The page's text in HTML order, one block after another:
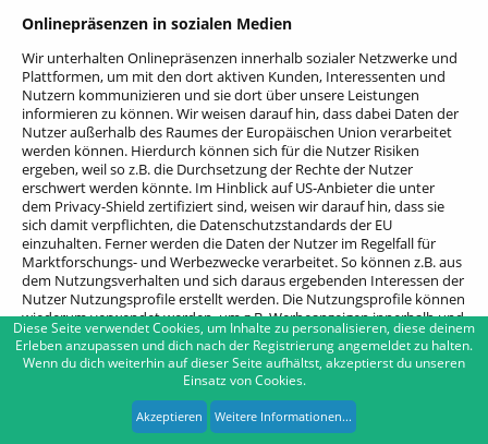
Onlinepräsenzen in sozialen Medien
Wir unterhalten Onlinepräsenzen innerhalb sozialer Netzwerke und
Plattformen, um mit den dort aktiven Kunden, Interessenten und
Nutzern kommunizieren und sie dort über unsere Leistungen
informieren zu können. Wir weisen darauf hin, dass dabei Daten der
Nutzer außerhalb des Raumes der Europäischen Union verarbeitet
werden können. Hierdurch können sich für die Nutzer Risiken
ergeben, weil so z.B. die Durchsetzung der Rechte der Nutzer
erschwert werden könnte. Im Hinblick auf US-Anbieter die unter
dem Privacy-Shield zertifiziert sind, weisen wir darauf hin, dass sie
sich damit verpflichten, die Datenschutzstandards der EU
einzuhalten. Ferner werden die Daten der Nutzer im Regelfall für
Marktforschungs- und Werbezwecke verarbeitet. So können z.B. aus
dem Nutzungsverhalten und sich daraus ergebenden Interessen der
Nutzer Nutzungsprofile erstellt werden. Die Nutzungsprofile können
wiederum verwendet werden, um z.B. Werbeanzeigen innerhalb und
außerhalb der Plattformen zu schalten, die mutmaßlich den
Interessen der Nutzer entsprechen. Zu diesen Zwecken werden im
Regelfall Cookies auf den Rechnern der Nutzer gespeichert, in denen
das Nutzungsverhalten und die Interessen der Nutzer gespeichert
werden. Ferner können in den Nutzungsprofilen auch Daten
unabhängig der von den Nutzern verwendeten Geräte gespeichert
Diese Seite verwendet Cookies, um Inhalte zu personalisieren, diese deinem
Erleben anzupassen und dich nach der Registrierung angemeldet zu halten.
Wenn du dich weiterhin auf dieser Seite aufhältst, akzeptierst du unseren
Einsatz von Cookies.
Akzeptieren Weitere Informationen...